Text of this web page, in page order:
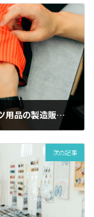
ターゲットに響く内容が明確に（スポーツ用品の製造販売等）
次の記事